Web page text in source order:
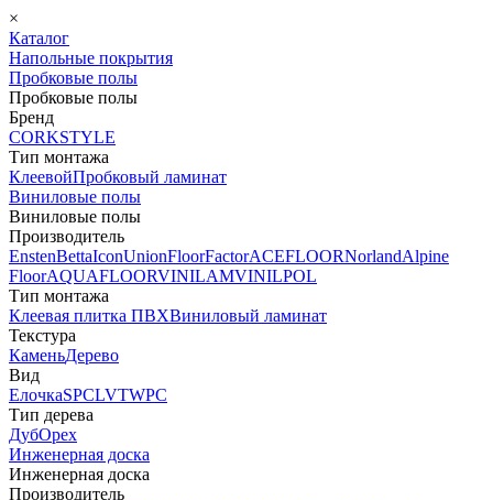
×
Каталог
Напольные покрытия
Пробковые полы
Пробковые полы
Бренд
CORKSTYLE
Тип монтажа
КлеевойПробковый ламинат
Виниловые полы
Виниловые полы
Производитель
EnstenBettaIconUnionFloorFactorACEFLOORNorlandAlpine
FloorAQUAFLOORVINILAMVINILPOL
Тип монтажа
Клеевая плитка ПВХВиниловый ламинат
Текстура
КаменьДерево
Вид
ЕлочкаSPCLVTWPC
Тип дерева
ДубОрех
Инженерная доска
Инженерная доска
Производитель